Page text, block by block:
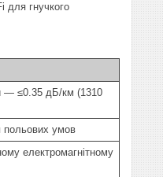
для гнучкого
— ≤0.35 дБ/км (1310
польових умов
електромагнітному